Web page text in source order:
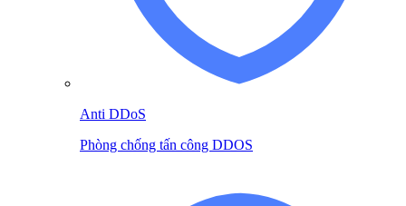
Anti DDoS
Phòng chống tấn công DDOS